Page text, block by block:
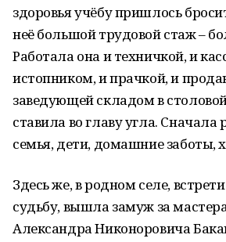
здоровья учёбу пришлось
неё большой трудовой стаж –
Работала она и техничкой, и
истопником, и прачкой, и
заведующей складом в
ставила во главу угла. Сначала
семья, дети, домашние заботы,
Здесь же, в родном селе,
судьбу, вышла замуж за
Александра Никоноровича